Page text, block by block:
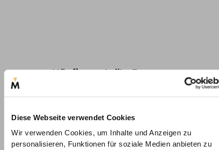
Diese Webseite verwendet Cookies
Wir verwenden Cookies, um Inhalte und Anzeigen zu
personalisieren, Funktionen für soziale Medien anbieten zu
Häufig gestellte Fragen
Glasarten Nutzung & Rahmung